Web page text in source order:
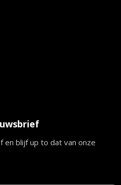
en blijf up to dat van onze